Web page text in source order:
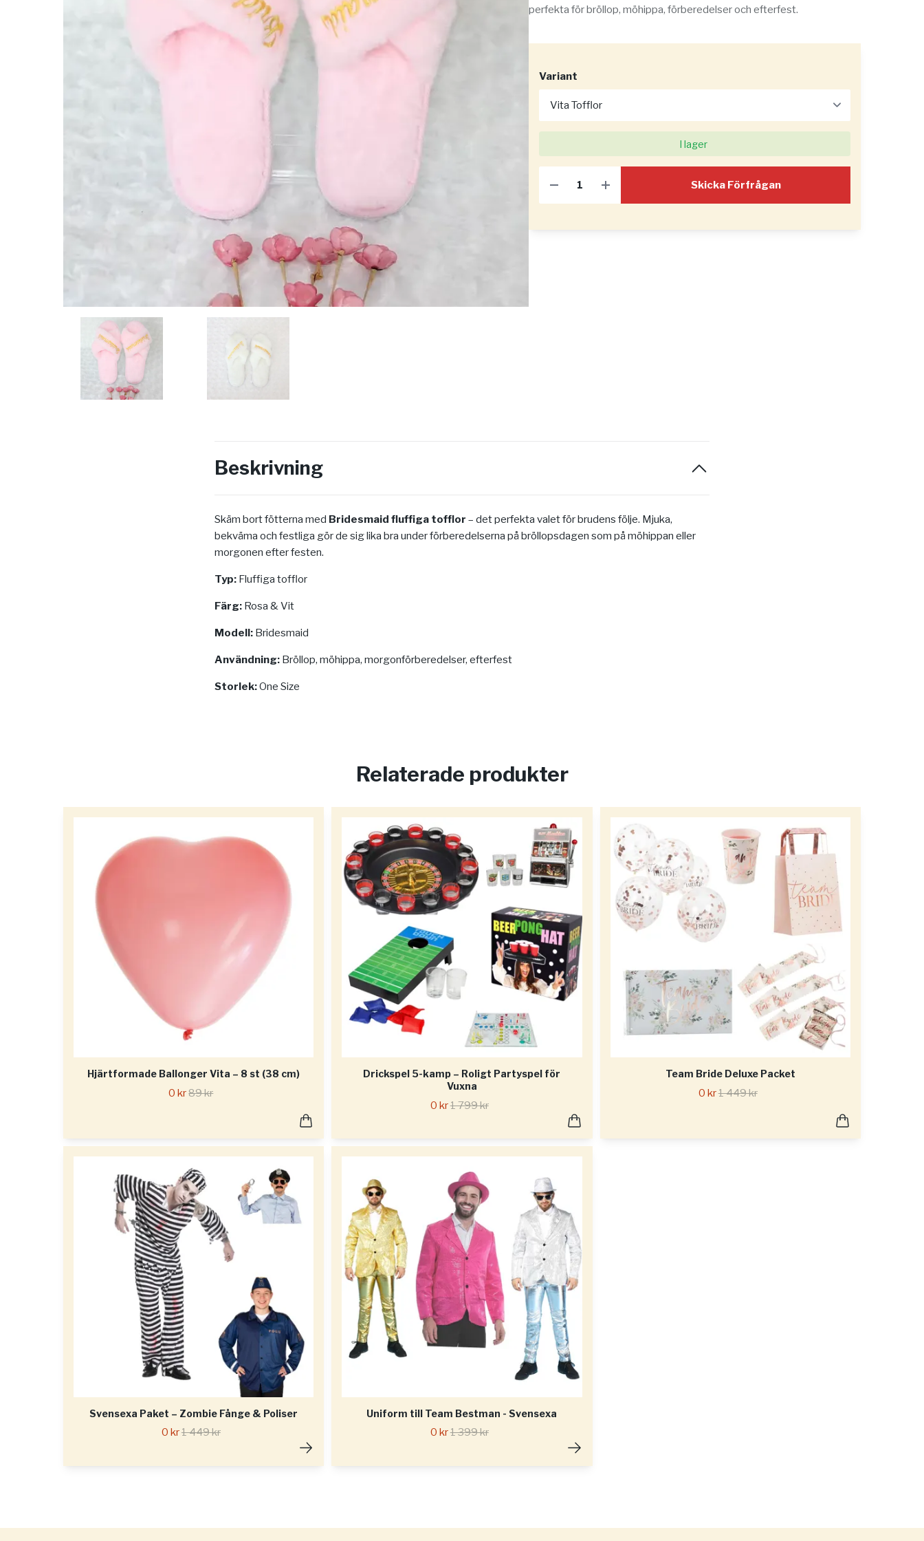
perfekta för bröllop, möhippa, förberedelser och efterfest.
Variant
I lager
Skicka Förfrågan
Beskrivning
Skäm bort fötterna med Bridesmaid fluffiga tofflor – det perfekta valet för brudens följe. Mjuka,
bekväma och festliga gör de sig lika bra under förberedelserna på bröllopsdagen som på möhippan eller
morgonen efter festen.
Typ: Fluffiga tofflor
Färg: Rosa & Vit
Modell: Bridesmaid
Användning: Bröllop, möhippa, morgonförberedelser, efterfest
Storlek:One Size
Relaterade produkter
Hjärtformade Ballonger Vita – 8 st (38 cm)
0 kr89 kr
Drickspel 5-kamp – Roligt Partyspel för
Vuxna
0 kr1 799 kr
Team Bride Deluxe Packet
0 kr1 449 kr
Svensexa Paket – Zombie Fånge & Poliser
0 kr1 449 kr
Uniform till Team Bestman - Svensexa
0 kr1 399 kr